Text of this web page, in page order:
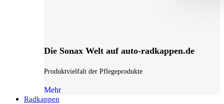
Die Sonax Welt auf auto-radkappen.de
Produktvielfalt der Pflegeprodukte
Mehr
Radkappen